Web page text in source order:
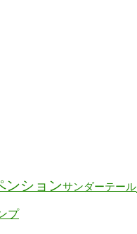
ンションサンダーテール
プ